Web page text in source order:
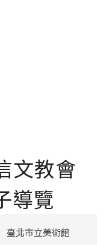
文教會
導覽
臺北市立美術館